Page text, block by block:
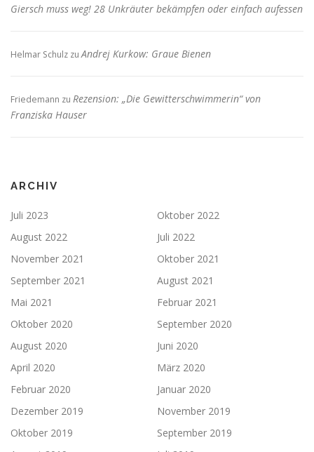
Giersch muss weg! 28 Unkräuter bekämpfen oder einfach aufessen
Helmar Schulz zuAndrej Kurkow: Graue Bienen
Friedemann zu Rezension: „Die Gewitterschwimmerin“ von
Franziska Hauser
ARCHIV
Juli 2023
Oktober 2022
August 2022
Juli 2022
November 2021
Oktober 2021
September 2021
August 2021
Mai 2021
Februar 2021
Oktober 2020
September 2020
August 2020
Juni 2020
April 2020
März 2020
Februar 2020
Januar 2020
Dezember 2019
November 2019
Oktober 2019
September 2019